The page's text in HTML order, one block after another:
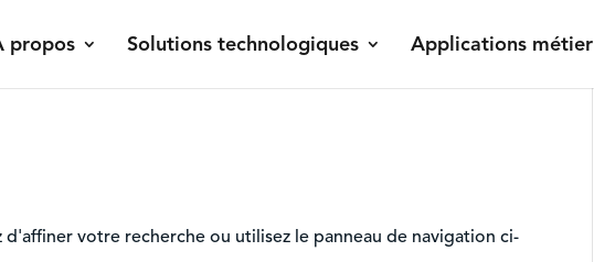
propos Solutions technologiques Applications métier
d'affiner votre recherche ou utilisez le panneau de navigation ci-